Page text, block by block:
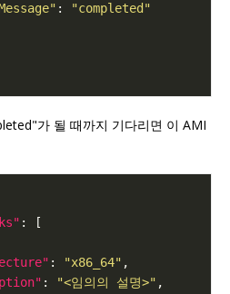
:
"completed"
가 될 때까지 기다리면 이 AMI
: "x86_64"
: "<임의의 설명>"